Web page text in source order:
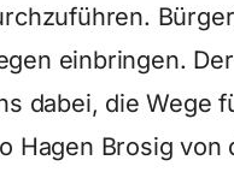
einbringen.
dabei, die Wege
Hagen Brosig